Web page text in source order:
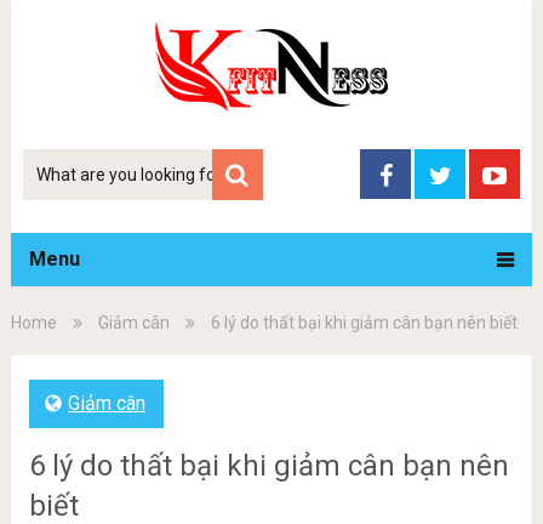
Tim
Menu
Home Giảm cân 6 lý do thất bại khi giảm cân bạn nên biết
Giảm cân
6 lý do thất bại khi giảm cân bạn nên
biết